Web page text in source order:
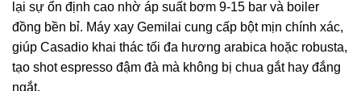
lại sự ổn định cao nhờ áp suất bơm 9-15 bar và boiler
đồng bền bỉ. Máy xay Gemilai cung cấp bột mịn chính xác,
giúp Casadio khai thác tối đa hương arabica hoặc robusta,
tạo shot espresso đậm đà mà không bị chua gắt hay đắng
ngắt.